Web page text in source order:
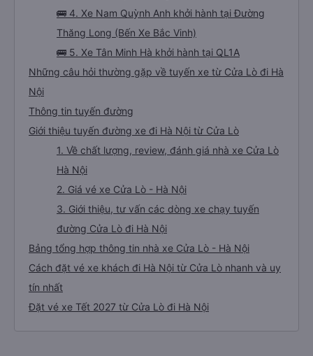
🚌 4. Xe Nam Quỳnh Anh khởi hành tại Đường
Thăng Long (Bến Xe Bắc Vinh)
🚌 5. Xe Tân Minh Hà khởi hành tại QL1A
Những câu hỏi thường gặp về tuyến xe từ Cửa Lò đi Hà
Nội
Thông tin tuyến đường
Giới thiệu tuyến đường xe đi Hà Nội từ Cửa Lò
1. Về chất lượng, review, đánh giá nhà xe Cửa Lò
Hà Nội
2. Giá vé xe Cửa Lò - Hà Nội
3. Giới thiệu, tư vấn các dòng xe chạy tuyến
đường Cửa Lò đi Hà Nội
Bảng tổng hợp thông tin nhà xe Cửa Lò - Hà Nội
Cách đặt vé xe khách đi Hà Nội từ Cửa Lò nhanh và uy
tín nhất
Đặt vé xe Tết 2027 từ Cửa Lò đi Hà Nội